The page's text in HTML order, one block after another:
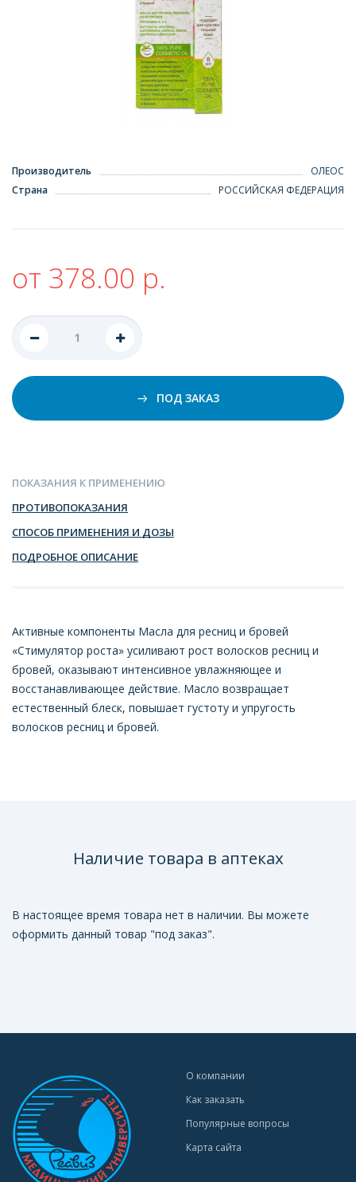
Производитель
ОЛЕОС
Страна
РОССИЙСКАЯ ФЕДЕРАЦИЯ
от 378.00 р.
ПОД ЗАКАЗ
ПОКАЗАНИЯ К ПРИМЕНЕНИЮ
ПРОТИВОПОКАЗАНИЯ
СПОСОБ ПРИМЕНЕНИЯ И ДОЗЫ
ПОДРОБНОЕ ОПИСАНИЕ
Активные компоненты Масла для ресниц и бровей
«Стимулятор роста» усиливают рост волосков ресниц и
бровей, оказывают интенсивное увлажняющее и
восстанавливающее действие. Масло возвращает
естественный блеск, повышает густоту и упругость
волосков ресниц и бровей.
Наличие товара в аптеках
В настоящее время товара нет в наличии. Вы можете
оформить данный товар "под заказ".
О компании
Как заказать
Популярные вопросы
Карта сайта